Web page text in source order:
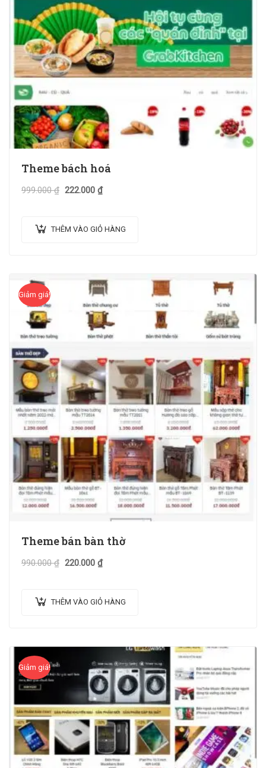
Theme bách hoá
999.000₫ 222.000 ₫
THÊM VÀO GIỎ HÀNG
Giảm giá!
Theme bán bàn thờ
990.000₫ 220.000 ₫
THÊM VÀO GIỎ HÀNG
Giảm giá!